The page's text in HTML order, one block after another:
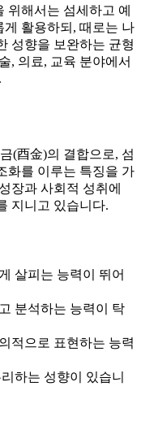
위해서는 섬세하고 예
활용하되, 때로는 나
성향을 보완하는 균형
, 의료, 교육 분야에서
(酉金)의 결합으로, 섬
화를 이루는 특징을 가
장과 사회적 성취에
지니고 있습니다.
살피는 능력이 뛰어
분석하는 능력이 탁
적으로 표현하는 능력
하는 성향이 있습니